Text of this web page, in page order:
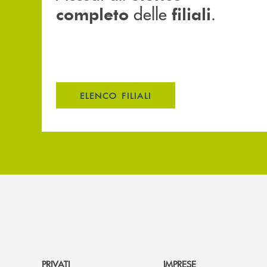
completo delle filiali.
ELENCO FILIALI
PRIVATI IMPRESE